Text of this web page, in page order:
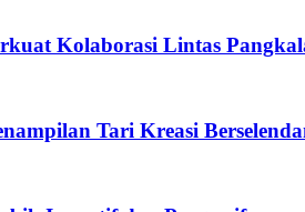
Kolaborasi Lintas
Tari Kreasi